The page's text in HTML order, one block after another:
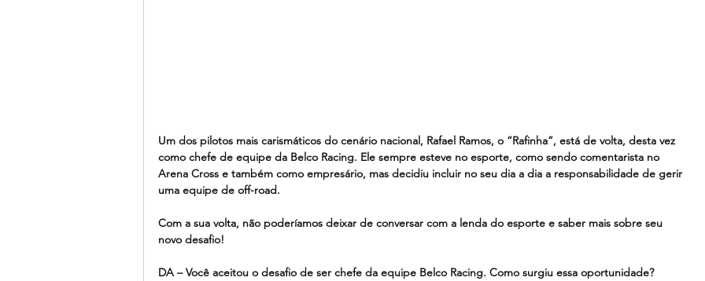
Um dos pilotos mais carismáticos do cenário nacional, Rafael Ramos, o “Rafinha”, está de volta, desta vez
como chefe de equipe da Belco Racing. Ele sempre esteve no esporte, como sendo comentarista no
Arena Cross e também como empresário, mas decidiu incluir no seu dia a dia a responsabilidade de gerir
uma equipe de off-road.
Com a sua volta, não poderíamos deixar de conversar com a lenda do esporte e saber mais sobre seu
novo desafio!
DA – Você aceitou o desafio de ser chefe da equipe Belco Racing. Como surgiu essa oportunidade?